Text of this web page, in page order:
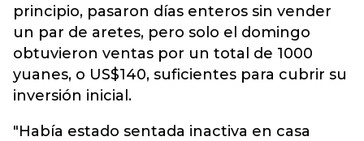
principio, pasaron días enteros sin vender
un par de aretes, pero solo el domingo
obtuvieron ventas por un total de 1000
yuanes, o US$140, suficientes para cubrir su
inversión inicial.
"Había estado sentada inactiva en casa